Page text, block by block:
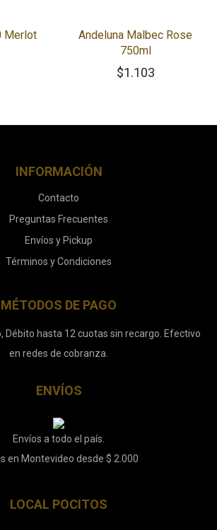
Merlot
Andeluna Malbec Rose
750ml
$1.103
INFORMACIÓN
Contacto
Preguntas Frecuentes
Envíos y Pickup
Términos y Condiciones
MÉTODOS DE PAGO
Débito hasta 12 cuotas sin recargo. Efectivo
en redes de cobranza.
ENVÍOS
Envíos a todo el país.
en Montevideo desde $ 2.000
LOCAL POCITOS